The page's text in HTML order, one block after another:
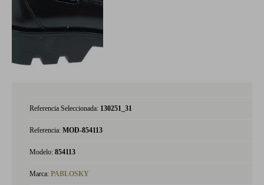
Referencia Seleccionada: 130251_31
Referencia: MOD-854113
Modelo: 854113
Marca: PABLOSKY